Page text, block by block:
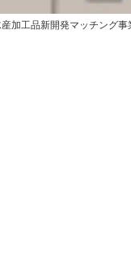
加工品新開発マッチング事